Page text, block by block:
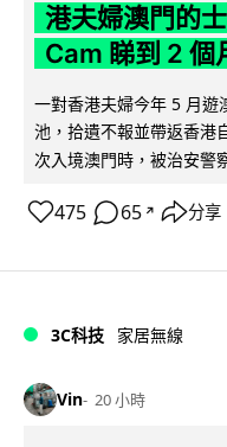
港夫婦澳門的
Cam 睇到 2 個
一對香港夫婦今年 5 月遊
池，拾遺不報並帶返香港
次入境澳門時，被治安警
475 65 ↗ 分享
3C科技 家居無線
Vin 20 小時